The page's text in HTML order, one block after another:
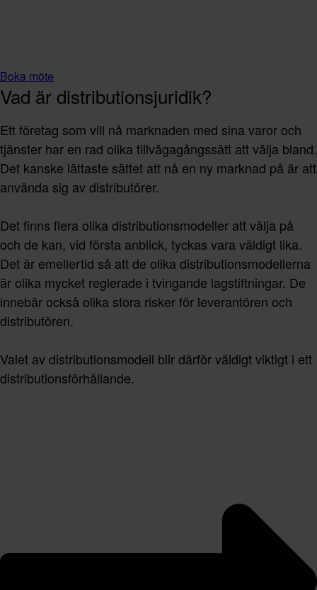
Boka möte
Vad är distributionsjuridik?
Ett företag som vill nå marknaden med sina varor och
tjänster har en rad olika tillvägagångssätt att välja bland.
Det kanske lättaste sättet att nå en ny marknad på är att
använda sig av distributörer.
Det finns flera olika distributionsmodeller att välja på
och de kan, vid första anblick, tyckas vara väldigt lika.
Det är emellertid så att de olika distributionsmodellerna
är olika mycket reglerade i tvingande lagstiftningar. De
innebär också olika stora risker för leverantören och
distributören.
Valet av distributionsmodell blir därför väldigt viktigt i ett
distributionsförhållande.